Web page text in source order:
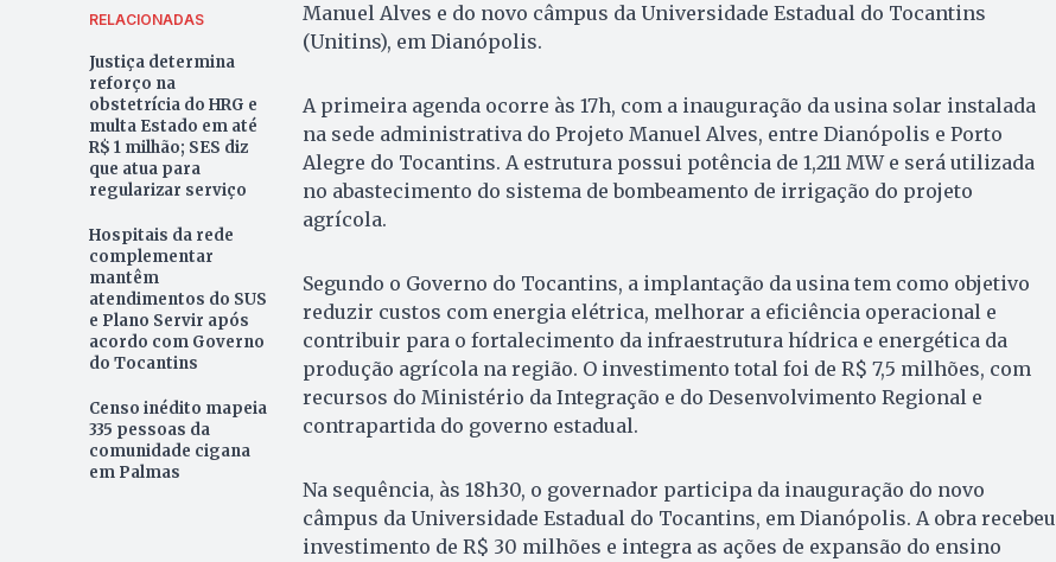
RELACIONADAS
Justiça determina
reforço na
obstetrícia do HRG e
multa Estado em até
R$ 1 milhão; SES diz
que atua para
regularizar serviço
Hospitais da rede
complementar
mantêm
atendimentos do SUS
e Plano Servir após
acordo com Governo
do Tocantins
Censo inédito mapeia
335 pessoas da
comunidade cigana
em Palmas
Manuel Alves e do novo câmpus da Universidade Estadual do Tocantins
(Unitins), em Dianópolis.
A primeira agenda ocorre às 17h, com a inauguração da usina solar instalada
na sede administrativa do Projeto Manuel Alves, entre Dianópolis e Porto
Alegre do Tocantins. A estrutura possui potência de 1,211 MW e será utilizada
no abastecimento do sistema de bombeamento de irrigação do projeto
agrícola.
Segundo o Governo do Tocantins, a implantação da usina tem como objetivo
reduzir custos com energia elétrica, melhorar a eficiência operacional e
contribuir para o fortalecimento da infraestrutura hídrica e energética da
produção agrícola na região. O investimento total foi de R$ 7,5 milhões, com
recursos do Ministério da Integração e do Desenvolvimento Regional e
contrapartida do governo estadual.
Na sequência, às 18h30, o governador participa da inauguração do novo
câmpus da Universidade Estadual do Tocantins, em Dianópolis. A obra recebeu
investimento de R$ 30 milhões e integra as ações de expansão do ensino